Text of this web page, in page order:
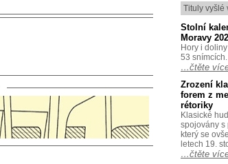
Tituly vyšlé
Stolní
Moravy
Hory i
53 snímcích.
…čtěte
Zrození
forem z
rétoriky
Klasické
spojovány s
který se
letech 19.
…čtěte